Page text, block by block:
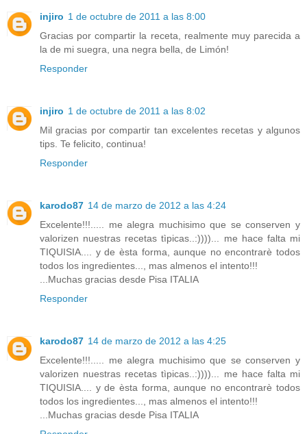
injiro 1 de octubre de 2011 a las 8:00
Gracias por compartir la receta, realmente muy parecida a
la de mi suegra, una negra bella, de Limón!
Responder
injiro 1 de octubre de 2011 a las 8:02
Mil gracias por compartir tan excelentes recetas y algunos
tips. Te felicito, continua!
Responder
karodo87 14 de marzo de 2012 a las 4:24
Excelente!!!..... me alegra muchisimo que se conserven y
valorizen nuestras recetas tìpicas..:))))... me hace falta mi
TIQUISIA.... y de èsta forma, aunque no encontrarè todos
todos los ingredientes..., mas almenos el intento!!!
...Muchas gracias desde Pisa ITALIA
Responder
karodo87 14 de marzo de 2012 a las 4:25
Excelente!!!..... me alegra muchisimo que se conserven y
valorizen nuestras recetas tìpicas..:))))... me hace falta mi
TIQUISIA.... y de èsta forma, aunque no encontrarè todos
todos los ingredientes..., mas almenos el intento!!!
...Muchas gracias desde Pisa ITALIA